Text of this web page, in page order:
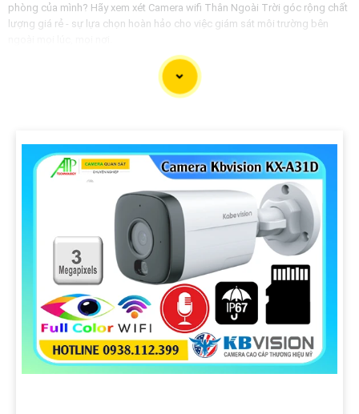
phòng của mình? Hãy xem xét Camera wifi Thân Ngoài Trời góc rộng chất
lượng giá rẻ - sự lựa chọn hoàn hảo cho việc giám sát môi trường bên
Với khả năng kết nối không dây thông qua wifi, bạn có thể dễ dàng theo
dõi hình ảnh trực tiếp từ camera qua điện thoại di động hoặc máy tính,
giúp bạn bảo vệ tài sản và người thân một cách hiệu quả.
hoạt động ổn định dù ở trong môi trường khắc nghiệt ngoài trời.
Mặc dù có giá thành rẻ nhưng camera wifi thân ngoài trời góc rộng vẫn
chất lượng và hiệu suất cao. Đừng chần chừ, hãy bảo vệ
ngôi nhà và gia đình của bạn ngay hôm nay với sự hỗ trợ từ Camera wifi
Thân Ngoài Trời chất lượng giá rẻ."
Hy vọng thông tin trên sẽ giá trị cao cho bạn. Chúc bạn tìm được sản phẩm
phù hợp cho nhu cầu của mình!